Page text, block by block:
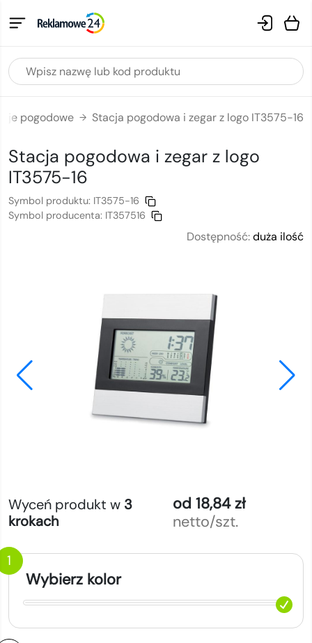
pogodowe → Stacja pogodowa i zegar z logo IT3575-16
Stacja pogodowa i zegar z logo
IT3575-16
Symbol produktu: IT3575-16
Symbol producenta: IT357516
Dostępność:duża ilość
Wyceń produkt w 3
krokach
od 18,84 zł
netto/szt.
1
Wybierz kolor